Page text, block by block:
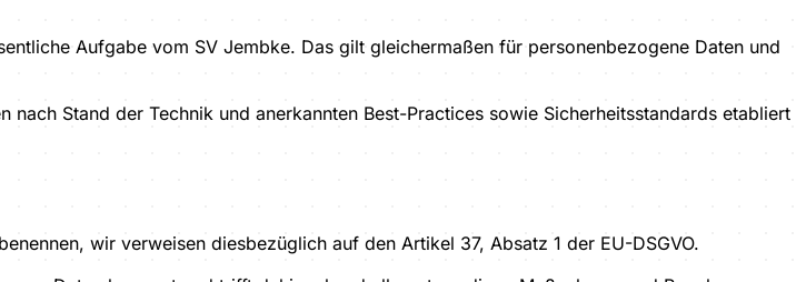
Aufgabe vom SV Jembke. Das gilt gleichermaßen für personenbezogene Daten und
Stand der Technik und anerkannten Best-Practices sowie Sicherheitsstandards etabliert
wir verweisen diesbezüglich auf den Artikel 37, Absatz 1 der EU-DSGVO.